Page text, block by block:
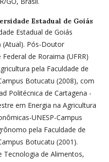
Estadual de Goiás
Estadual de Goiás
(Atual). Pós-Doutor
de Roraima (UFRR)
pela Faculdade de
Botucatu (2008), com
Politécnica de Cartagena -
em Energia na Agricultura
UNESP-Campus
pela Faculdade de
Botucatu (2001).
Tecnologia de Alimentos,